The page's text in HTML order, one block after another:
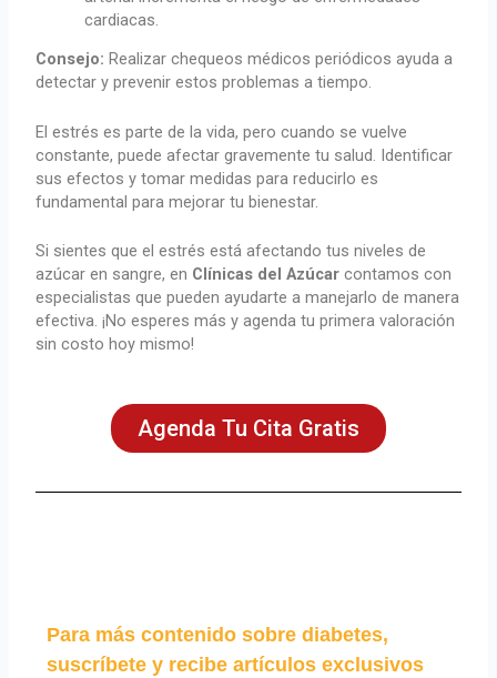
cardiacas.
Consejo: Realizar chequeos médicos periódicos ayuda a
detectar y prevenir estos problemas a tiempo.
El estrés es parte de la vida, pero cuando se vuelve
constante, puede afectar gravemente tu salud. Identificar
sus efectos y tomar medidas para reducirlo es
fundamental para mejorar tu bienestar.
Si sientes que el estrés está afectando tus niveles de
azúcar en sangre, en Clínicas del Azúcar contamos con
especialistas que pueden ayudarte a manejarlo de manera
efectiva. ¡No esperes más y agenda tu primera valoración
sin costo hoy mismo!
Agenda Tu Cita Gratis
Para más contenido sobre diabetes,
suscríbete y recibe artículos exclusivos